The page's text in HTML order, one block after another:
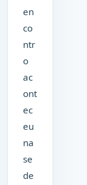
en
co
ntr
o
ac
ont
ec
eu
na
se
de